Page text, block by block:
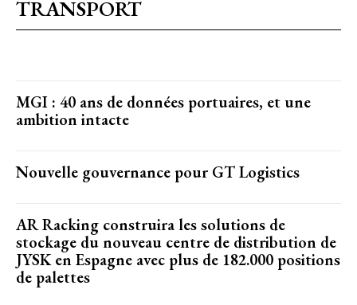
TRANSPORT
MGI : 40 ans de données portuaires, et une
ambition intacte
Nouvelle gouvernance pour GT Logistics
AR Racking construira les solutions de
stockage du nouveau centre de distribution de
JYSK en Espagne avec plus de 182.000 positions
de palettes